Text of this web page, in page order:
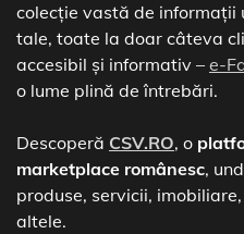
colecție vastă de informații
tale, toate la doar câteva
accesibil și informativ – e-
o lume plină de întrebări.
Descoperă CSV.RO, o
marketplace românesc,
produse, servicii,
altele.